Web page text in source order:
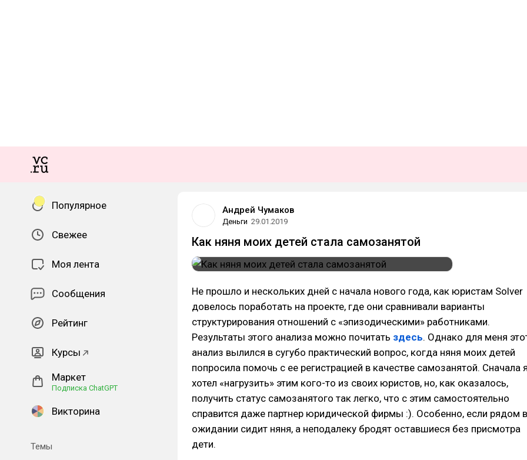
Популярное
Свежее
Моя лента
Сообщения
Рейтинг
Курсы
Маркет
Подписка ChatGPT
Викторина
Темы
Андрей Чумаков
Деньги 29.01.2019
Как няня моих детей стала самозанятой
Не прошло и нескольких дней с начала нового года, как юристам Solver
довелось поработать на проекте, где они сравнивали варианты
структурирования отношений с «эпизодическими» работниками.
Результаты этого анализа можно почитать здесь. Однако для меня
анализ вылился в сугубо практический вопрос, когда няня моих детей
попросила помочь с ее регистрацией в качестве самозанятой. Сначала
хотел «нагрузить» этим кого-то из своих юристов, но, как оказалось,
получить статус самозанятого так легко, что с этим самостоятельно
справится даже партнер юридической фирмы :). Особенно, если рядом в
ожидании сидит няня, а неподалеку бродят оставшиеся без присмотра
дети.